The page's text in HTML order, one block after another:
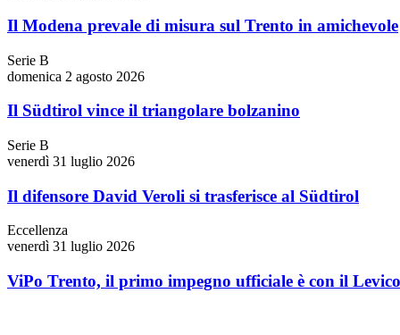
Il Modena prevale di misura sul Trento in amichevole
Serie B
domenica 2 agosto 2026
Il Südtirol vince il triangolare bolzanino
Serie B
venerdì 31 luglio 2026
Il difensore David Veroli si trasferisce al Südtirol
Eccellenza
venerdì 31 luglio 2026
ViPo Trento, il primo impegno ufficiale è con il